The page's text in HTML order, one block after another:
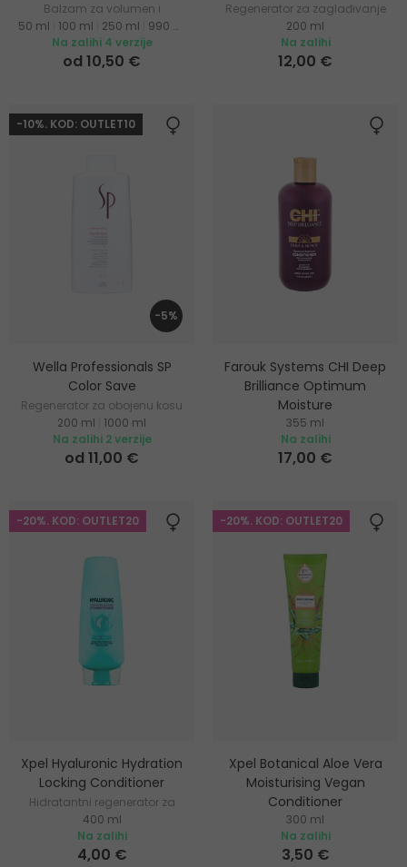
Balzam za volumen i
hidrataciju kose
50 ml 100 ml 250 ml
990 ml
Na zalihi 4 verzije
od 10,50 €
Regenerator za zaglađivanje
neposlušne kose
200 ml
Na zalihi
12,00 €
-10%. KOD: OUTLET10
-5%
Wella Professionals SP
Color Save
Regenerator za obojenu kosu
200 ml
1000 ml
Na zalihi 2 verzije
od 11,00 €
Farouk Systems CHI Deep
Brilliance Optimum
Moisture
Regenerator za hidrataciju i
sjaj kose
355 ml
Na zalihi
17,00 €
-20%. KOD: OUTLET20
Xpel Hyaluronic Hydration
Locking Conditioner
Hidratantni regenerator za
suhu kosu
400 ml
Na zalihi
4,00 €
-20%. KOD: OUTLET20
Xpel Botanical Aloe Vera
Moisturising Vegan
Conditioner
Hidratantni i hranjivi
regenerator
300 ml
Na zalihi
3,50 €